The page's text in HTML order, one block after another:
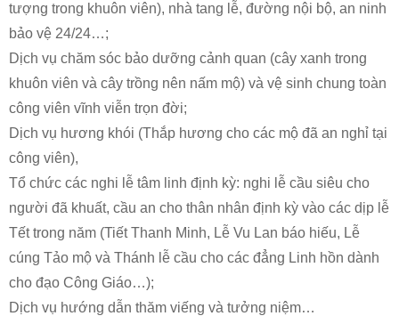
tượng trong khuôn viên), nhà tang lễ, đường nội bộ, an ninh
bảo vệ 24/24…;
Dịch vụ chăm sóc bảo dưỡng cảnh quan (cây xanh trong
khuôn viên và cây trồng nên nấm mộ) và vệ sinh chung toàn
công viên vĩnh viễn trọn đời;
Dịch vụ hương khói (Thắp hương cho các mộ đã an nghỉ tại
công viên),
Tổ chức các nghi lễ tâm linh định kỳ: nghi lễ cầu siêu cho
người đã khuất, cầu an cho thân nhân định kỳ vào các dịp lễ
Tết trong năm (Tiết Thanh Minh, Lễ Vu Lan báo hiếu, Lễ
cúng Tảo mộ và Thánh lễ cầu cho các đẳng Linh hồn dành
cho đạo Công Giáo…);
Dịch vụ hướng dẫn thăm viếng và tưởng niệm…